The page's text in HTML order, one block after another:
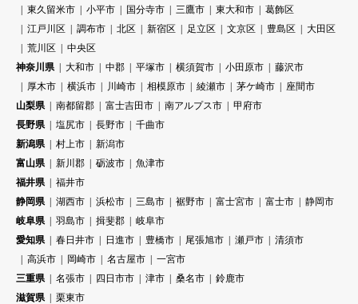
東久留米市
小平市 国分寺市 三鷹市 東大和市
葛飾区
江戸川区
調布市 北区 新宿区 足立区 文京区 豊島区
大田区
荒川区
中央区
神奈川県
大和市 中郡 平塚市 横須賀市 小田原市
藤沢市
厚木市
横浜市 川崎市 相模原市 綾瀬市 茅ケ崎市
座間市
山梨県
南都留郡 富士吉田市 南アルプス市
甲府市
長野県
塩尻市 長野市
千曲市
新潟県
村上市
新潟市
富山県
新川郡 砺波市
魚津市
福井県
福井市
静岡県
湖西市 浜松市 三島市 裾野市 富士宮市 富士市
静岡市
岐阜県
羽島市 揖斐郡
岐阜市
愛知県
春日井市 日進市 豊橋市 尾張旭市 瀬戸市
清須市
高浜市
岡崎市 名古屋市
一宮市
三重県
名張市 四日市市 津市 桑名市
鈴鹿市
滋賀県
栗東市